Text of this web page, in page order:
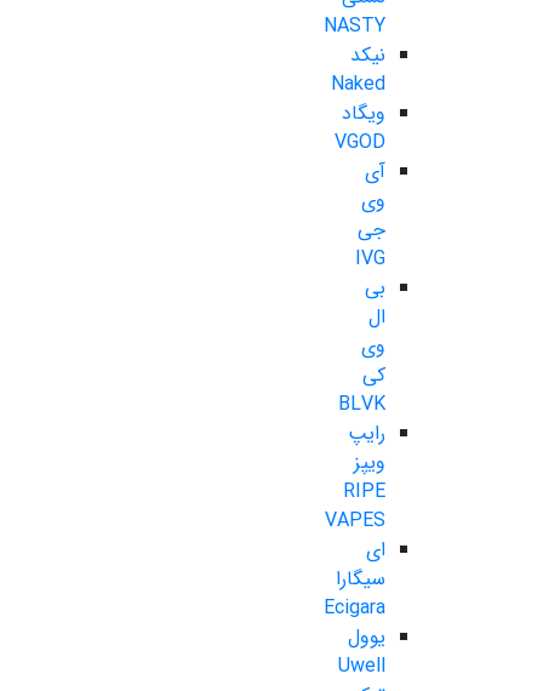
NASTY
نیکد
Naked
ویگاد
VGOD
آی
وی
جی
IVG
بی
ال
وی
کی
BLVK
رایپ
ویپز
RIPE
VAPES
ای
سیگارا
Ecigara
یوول
Uwell